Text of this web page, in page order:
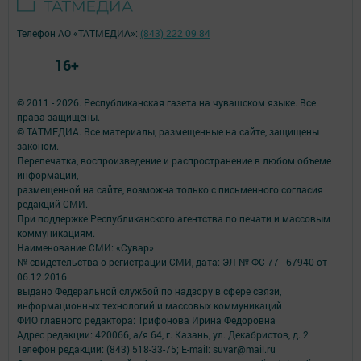
© 2011 - 2026. Республиканская газета на чувашском языке. Все
права защищены.
© ТАТМЕДИА. Все материалы, размещенные на сайте, защищены
законом.
Перепечатка, воспроизведение и распространение в любом объеме
информации,
размещенной на сайте, возможна только с письменного согласия
редакций СМИ.
При поддержке Республиканского агентства по печати и массовым
коммуникациям.
Наименование СМИ: «Сувар»
№ свидетельства о регистрации СМИ, дата: ЭЛ № ФС 77 - 67940 от
06.12.2016
выдано Федеральной службой по надзору в сфере связи,
информационных технологий и массовых коммуникаций
ФИО главного редактора: Трифонова Ирина Федоровна
Адрес редакции: 420066, а/я 64, г. Казань, ул. Декабристов, д. 2
Телефон редакции: (843) 518-33-75; E-mail: suvar@mail.ru
Телефон АО «ТАТМЕДИА»: (843) 222 09 84
16+